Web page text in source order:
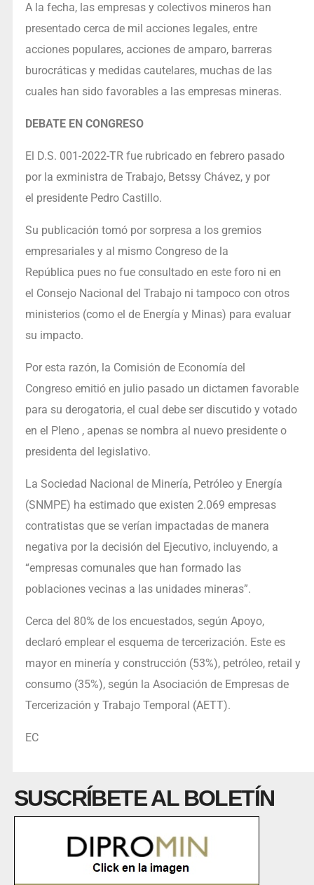
A la fecha, las empresas y colectivos mineros han
presentado cerca de mil acciones legales, entre
acciones populares, acciones de amparo, barreras
burocráticas y medidas cautelares, muchas de las
cuales han sido favorables a las empresas mineras.
DEBATE EN CONGRESO
El D.S. 001-2022-TR fue rubricado en febrero pasado
por la exministra de Trabajo, Betssy Chávez, y por
el presidente Pedro Castillo.
Su publicación tomó por sorpresa a los gremios
empresariales y al mismo Congreso de la
República pues no fue consultado en este foro ni en
el Consejo Nacional del Trabajo ni tampoco con otros
ministerios (como el de Energía y Minas) para evaluar
su impacto.
Por esta razón, la Comisión de Economía del
Congreso emitió en julio pasado un dictamen favorable
para su derogatoria, el cual debe ser discutido y votado
en el Pleno , apenas se nombra al nuevo presidente o
presidenta del legislativo.
La Sociedad Nacional de Minería, Petróleo y Energía
(SNMPE) ha estimado que existen 2.069 empresas
contratistas que se verían impactadas de manera
negativa por la decisión del Ejecutivo, incluyendo, a
“empresas comunales que han formado las
poblaciones vecinas a las unidades mineras”.
Cerca del 80% de los encuestados, según Apoyo,
declaró emplear el esquema de tercerización. Este es
mayor en minería y construcción (53%), petróleo, retail y
consumo (35%), según la Asociación de Empresas de
Tercerización y Trabajo Temporal (AETT).
EC
SUSCRÍBETE AL BOLETÍN